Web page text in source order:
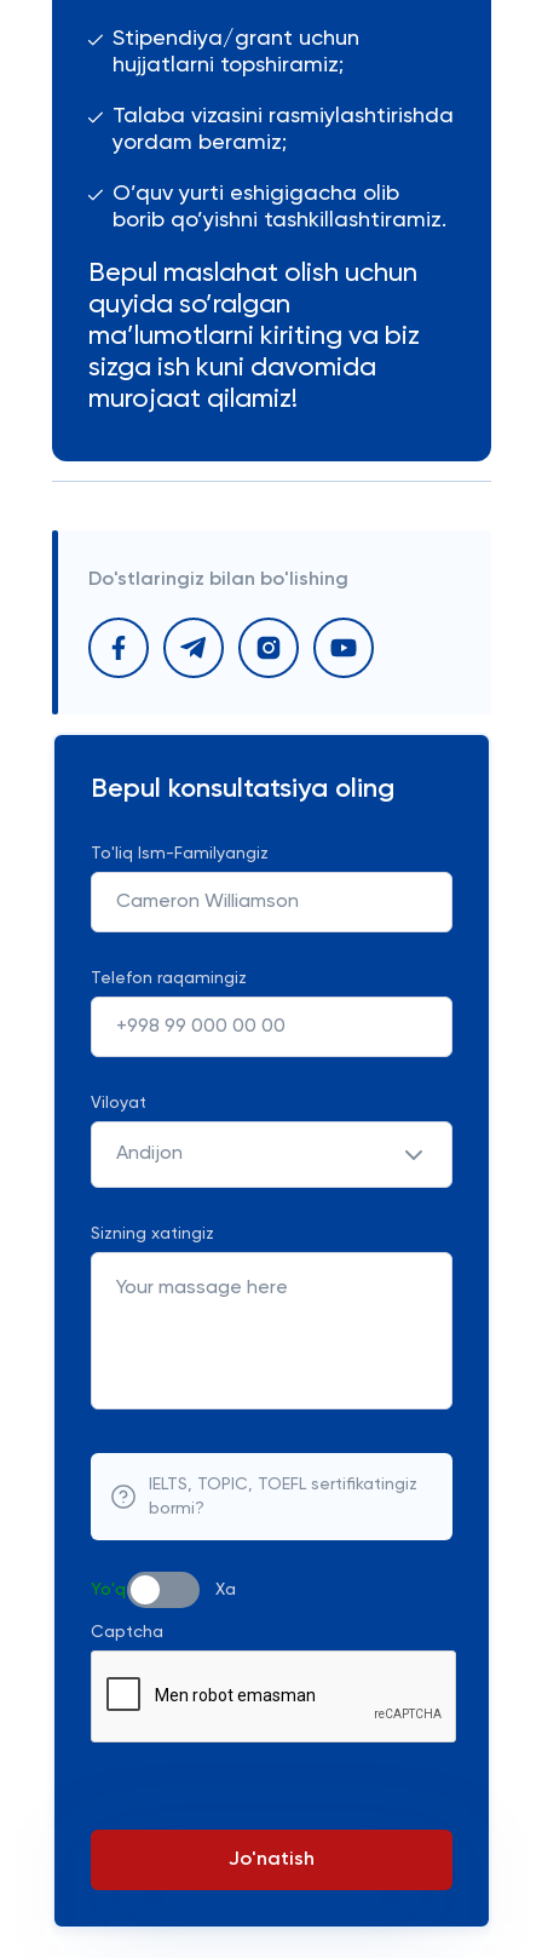
Stipendiya/grant uchun
hujjatlarni topshiramiz;
Talaba vizasini rasmiylashtirishda
yordam beramiz;
O’quv yurti eshigigacha olib
borib qo’yishni tashkillashtiramiz.
Bepul maslahat olish uchun
quyida so’ralgan
ma’lumotlarni kiriting va biz
sizga ish kuni davomida
murojaat qilamiz!
Do'stlaringiz bilan bo'lishing
Bepul konsultatsiya oling
To'liq Ism-Familyangiz
Telefon raqamingiz
Viloyat
Andijon
Sizning xatingiz
IELTS, TOPIC, TOEFL sertifikatingiz
bormi?
Yo'q Xa
Captcha
Jo'natish